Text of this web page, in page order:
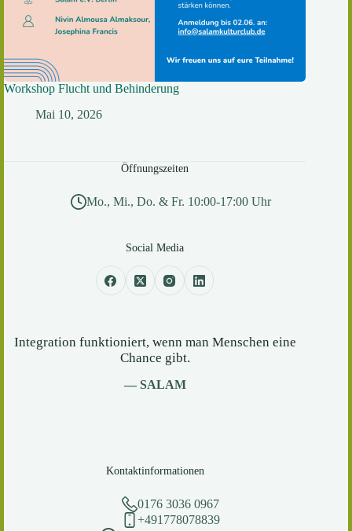
Workshop Flucht und Behinderung
Mai 10, 2026
Öffnungszeiten
Mo., Mi., Do. & Fr. 10:00-17:00 Uhr
Social Media
Integration funktioniert, wenn man Menschen eine
Chance gibt.
— SALAM
Kontaktinformationen
0176 3036 0967
+491778078839